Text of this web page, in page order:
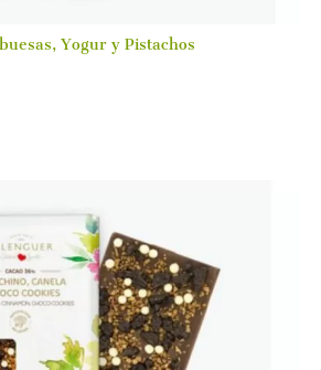
Yogur y Pistachos